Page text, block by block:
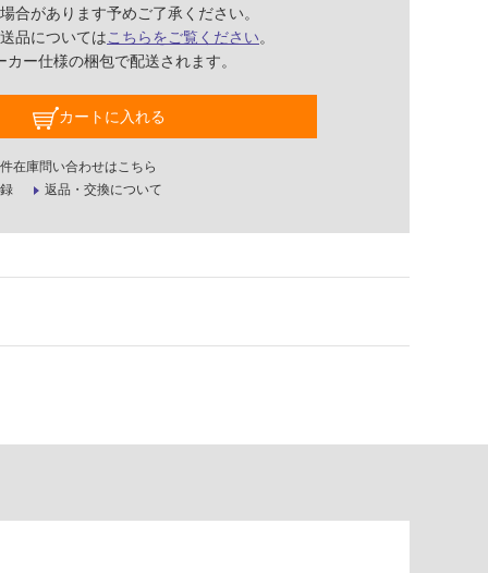
合があります予めご了承ください。
品についてはこちらをご覧ください。
ー仕様の梱包で配送されます。
カートに入れる
在庫問い合わせはこちら
返品・交換について